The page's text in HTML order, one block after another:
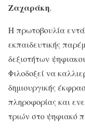
Ζαχαράκη.
Η πρωτοβουλία
εκπαιδευτικής
δεξιοτήτων
Φιλοδοξεί να
δημιουργικής
πληροφορίας και
τριών στο ψηφιακό